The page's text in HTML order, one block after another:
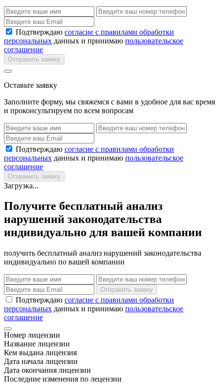
Подтверждаю согласие с правилами обработки
персональных данных и принимаю пользовательское
соглашение
Отправить заявку
Оставьте заявку
Заполните форму, мы свяжемся с вами в удобное для вас время
и проконсультируем по всем вопросам
Подтверждаю согласие с правилами обработки
персональных данных и принимаю пользовательское
соглашение
Отправить заявку
Загрузка...
Получите бесплатный анализ
нарушений законодательства
индивидуально для вашей компании
получить бесплатный анализ нарушений законодательства
индивидуально по вашей компании
Отправить заявку
Подтверждаю согласие с правилами обработки
персональных данных и принимаю пользовательское
соглашение
Номер лицензии
Название лицензии
Кем выдана лицензия
Дата начала лицензии
Дата окончания лицензии
Последние изменения по лецензии